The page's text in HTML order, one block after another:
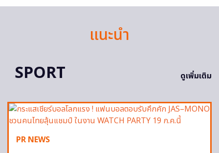
แนะนำ
SPORT
ดูเพิ่มเติม
PR NEWS